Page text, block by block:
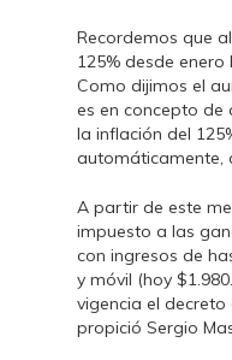
Recordemos que
125% desde
Como dijimos el
es en concepto de
la inflación del
automáticamente,
A partir de este
impuesto a las
con ingresos de
y móvil (hoy
vigencia el
propició Sergio